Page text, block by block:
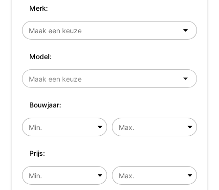
Merk:
Model:
Bouwjaar:
Prijs: